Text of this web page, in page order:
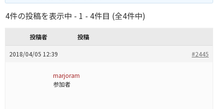
4件の投稿を表示中 - 1 - 4件目 (全4件中)
投稿者 投稿
2018/04/05 12:39 #2445
marjoram
参加者